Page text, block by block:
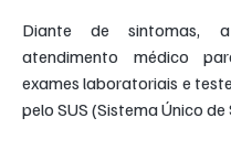
Diante de sintomas,
atendimento médico
exames laboratoriais e
pelo SUS (Sistema Único de